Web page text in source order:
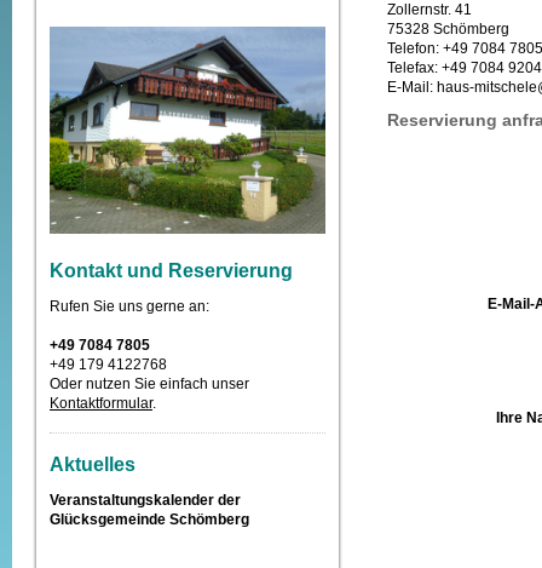
Kontakt und Reservierung
Rufen Sie uns gerne an:
+49 7084 7805
+49 179 4122768
Oder nutzen Sie einfach unser
Kontaktformular.
Aktuelles
Veranstaltungskalender der
Glücksgemeinde Schömberg
Zollernstr. 41
75328 Schömberg
Telefon: +49 7084 7805
Telefax: +49 7084
E-Mail: haus-
Reservierung
E-Mail-
Ihre